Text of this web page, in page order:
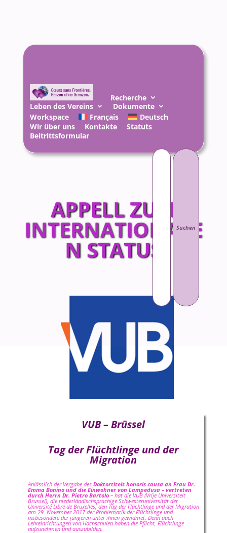
Recherche
Leben des Vereins
Dokumente
Workspace
Français
Deutsch
Wir über uns
Kontakte
Statuts
Beitrittsformular
Suchen
nach:
APPELL ZUM
INTERNATIONALE
N STATUS
VUB – Brüssel
Tag der Flüchtlinge und der
Migration
Anlässlich der Vergabe des Doktortitels honoris causa an Frau Dr.
Emma Bonino und die Einwohner von Lampedusa – vertreten
durch Herrn Dr. Pietro Bartolo– hat die VUB (Vrije Universiteit
Brussel), die niederländischsprachige Schwesteruniversität der
Université Libre de Bruxelles, den Tag der Flüchtlinge und der Migration
am 29. November 2017 der Problematik der Flüchtlinge und
insbesondere der jüngeren unter ihnen gewidmet. Denn auch
Lehreinrichtungen von Hochschulen haben die Pflicht, Flüchtlinge
aufzunehmen und auszubilden.